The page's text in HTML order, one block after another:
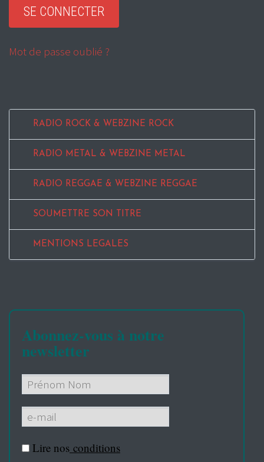
Mot de passe oublié ?
RADIO ROCK & WEBZINE ROCK
RADIO METAL & WEBZINE METAL
RADIO REGGAE & WEBZINE REGGAE
SOUMETTRE SON TITRE
MENTIONS LEGALES
Abonnez-vous à notre
newsletter
Lire nos conditions